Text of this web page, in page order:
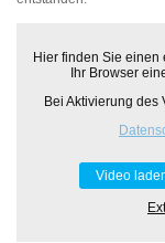
Hier finden Sie einen
Ihr Browser
Bei Aktivierung des
Video